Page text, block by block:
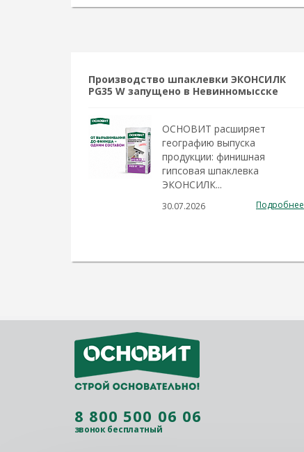
Производство шпаклевки ЭКОНСИЛК
PG35 W запущено в Невинномысске
ОСНОВИТ расширяет
географию выпуска
продукции: финишная
гипсовая шпаклевка
ЭКОНСИЛК...
30.07.2026 Подробнее
8 800 500 06 06
звонок бесплатный